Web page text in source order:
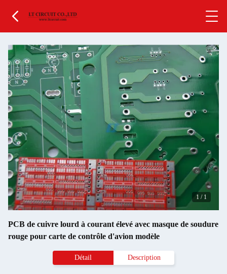
1 / 1
PCB de cuivre lourd à courant élevé avec masque de soudure
rouge pour carte de contrôle d'avion modèle
Détail Description